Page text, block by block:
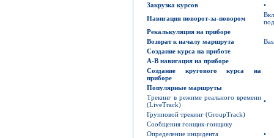
Закрузка курсов
•
Навигация поворот-за-повором
Рекалькуляция на приборе
Возврат к началу маршрута
Создание курса на приботе
A-B навигация на приборе
Создание кругового курса на
приборе
Популярные маршруты
Трекинг в режиме реального времени
(LiveTrack)
•
Групповой трекинг (GroupTrack)
Сообщения гонщик-гонщику
Определение инцидента
•